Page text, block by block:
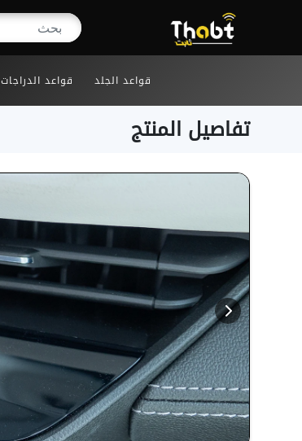
قواعد الجلد قواعد الدراجات
تفاصيل المنتج